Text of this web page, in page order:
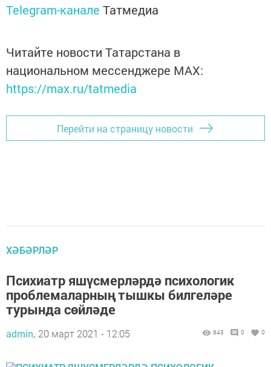
Telegram-канале Татмедиа
Читайте новости Татарстана в
национальном мессенджере MАХ:
https://max.ru/tatmedia
Перейти на страницу новости
ХӘБӘРЛӘР
Психиатр яшүсмерләрдә психологик
проблемаларның тышкы билгеләре
турында сөйләде
admin, 20 март 2021 - 12:05 843 0 0